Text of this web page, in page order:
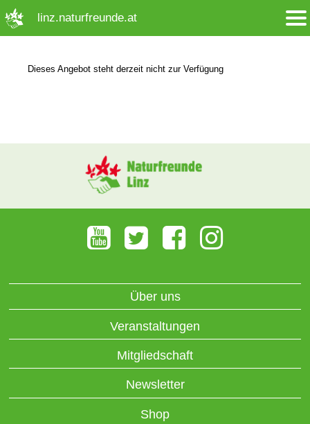
linz.naturfreunde.at
Dieses Angebot steht derzeit nicht zur Verfügung
Über uns
Veranstaltungen
Mitgliedschaft
Newsletter
Shop